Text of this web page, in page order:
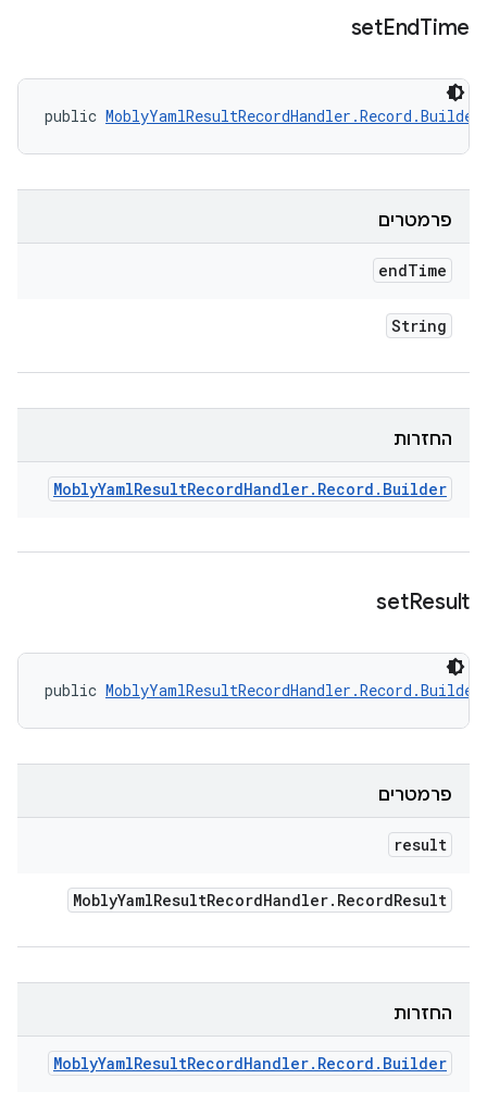
setEndTime
public MoblyYamlResultRecordHandler.Record.Builder
פרמטרים
endTime
String
החזרות
MoblyYamlResultRecordHandler. Record . Builder
setResult
public MoblyYamlResultRecordHandler.Record.Builder
פרמטרים
result
MoblyYamlResultRecordHandler. RecordResult
החזרות
MoblyYamlResultRecordHandler. Record . Builder